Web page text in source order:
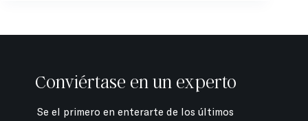
Conviértase en un experto
Se el primero en enterarte de los últimos